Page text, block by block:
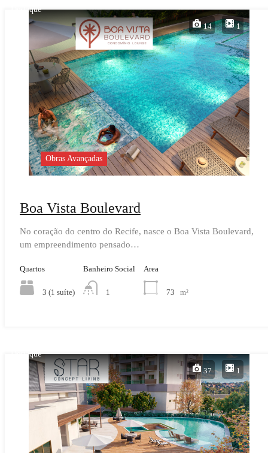
Destaque
14
1
Obras Avançadas
Boa Vista Boulevard
No coração do centro do Recife, nasce o Boa Vista Boulevard,
um empreendimento pensado…
Quartos
3 (1 suíte)
Banheiro Social
1
Area
73 m²
Destaque
37
1